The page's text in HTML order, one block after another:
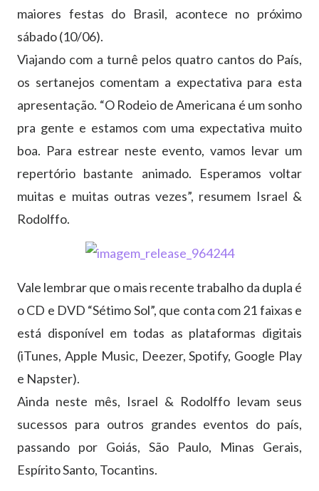
maiores festas do Brasil, acontece no próximo
sábado (10/06).
Viajando com a turnê pelos quatro cantos do País,
os sertanejos comentam a expectativa para esta
apresentação. “O Rodeio de Americana é um sonho
pra gente e estamos com uma expectativa muito
boa. Para estrear neste evento, vamos levar um
repertório bastante animado. Esperamos voltar
muitas e muitas outras vezes”, resumem Israel &
Rodolffo.
Vale lembrar que o mais recente trabalho da dupla é
o CD e DVD “Sétimo Sol”, que conta com 21 faixas e
está disponível em todas as plataformas digitais
(iTunes, Apple Music, Deezer, Spotify, Google Play
e Napster).
Ainda neste mês, Israel & Rodolffo levam seus
sucessos para outros grandes eventos do país,
passando por Goiás, São Paulo, Minas Gerais,
Espírito Santo, Tocantins.